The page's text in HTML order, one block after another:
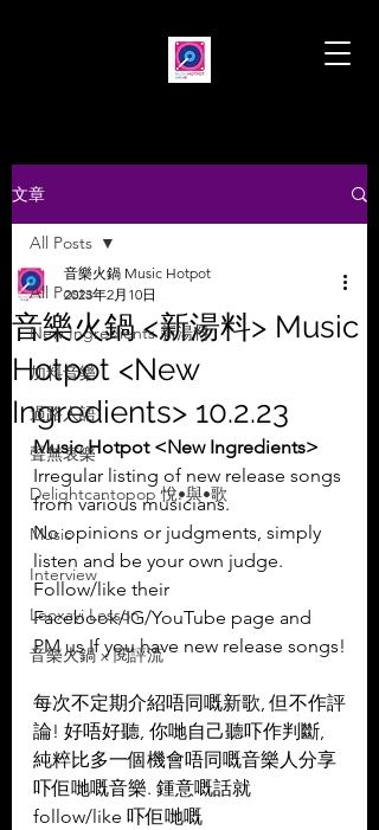
文章
All Posts
New Ingredients 新湯料
加料音樂
過路人語
聲無哀樂
Delightcantopop 悅•與•歌
Music
Interview
Leoxavi Lesson
音樂火鍋 x 閱評流
All Posts
音樂火鍋 <新湯料> Music
Hotpot <New
Ingredients> 10.2.23
音樂火鍋 Music Hotpot
2023年2月10日
Music Hotpot <New Ingredients>
Irregular listing of new release songs
from various musicians.
No opinions or judgments, simply
listen and be your own judge.
Follow/like their
Facebook/IG/YouTube page and
PM us If you have new release songs!
每次不定期介紹唔同嘅新歌, 但不作評
論! 好唔好聽, 你哋自己聽吓作判斷,
純粹比多一個機會唔同嘅音樂人分享
吓佢哋嘅音樂. 鍾意嘅話就
follow/like 吓佢哋嘅